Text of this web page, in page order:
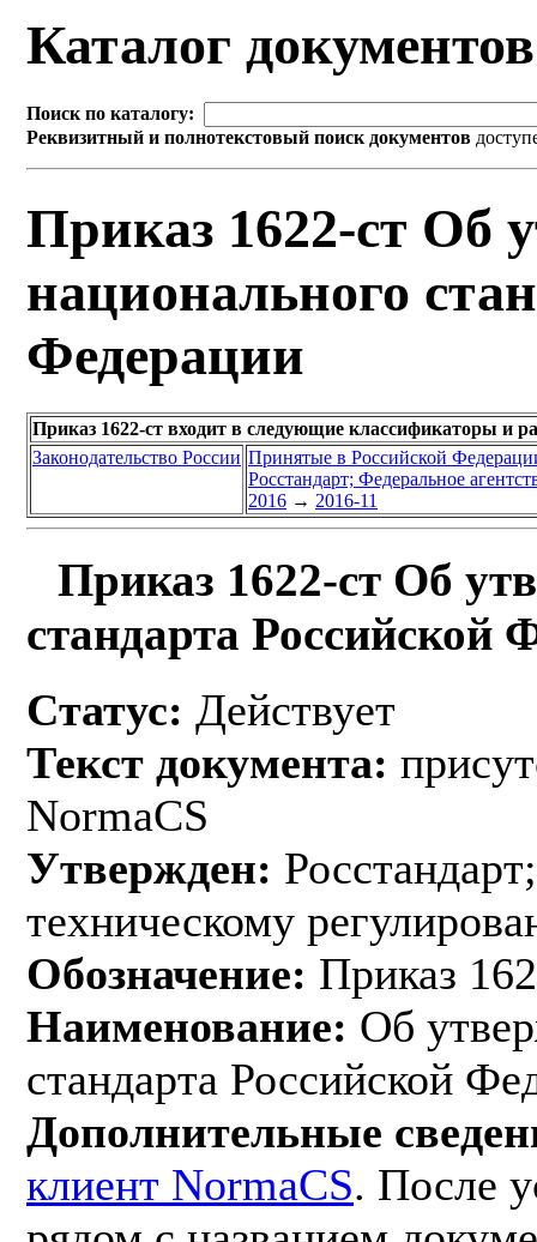
Каталог
Поиск по каталогу:
Реквизитный и полнотекстовый поиск документов
Приказ 1622-ст Об
национального
Федерации
Приказ 1622-ст входит в следующие классификаторы и
Законодательство России Принятые в Российской
Росстандарт; Федеральное
2016 → 2016-11
Приказ 1622-ст Об
стандарта Российской
Статус: Действует
Текст документа:
NormaCS
Утвержден:
техническому
Обозначение: Приказ
Наименование: Об
стандарта Российской
Дополнительные
клиент NormaCS. После